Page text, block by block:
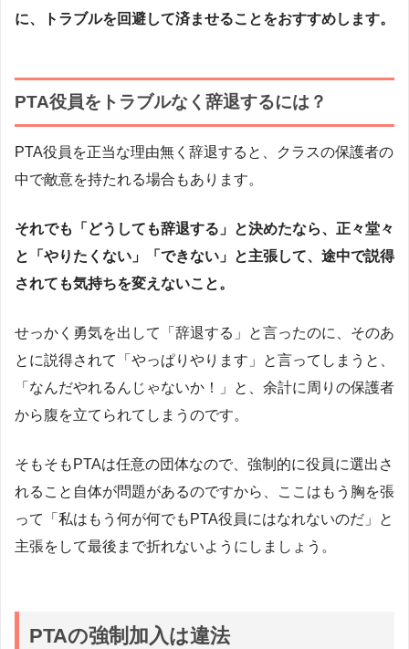
に、トラブルを回避して済ませることをおすすめします。
PTA役員をトラブルなく辞退するには？
PTA役員を正当な理由無く辞退すると、クラスの保護者の
中で敵意を持たれる場合もあります。
それでも「どうしても辞退する」と決めたなら、正々堂々
と「やりたくない」「できない」と主張して、 途中で説得
されても気持ちを変えないこと。
せっかく勇気を出して「辞退する」と言ったのに、そのあ
とに説得されて「やっぱりやります」と言ってしまうと、
「なんだやれるんじゃないか！」と、余計に周りの保護者
から腹を立てられてしまうのです。
そもそもPTAは任意の団体なので、強制的に役員に選出さ
れること自体が問題があるのですから、ここはもう胸を張
って「私はもう何が何でもPTA役員にはなれないのだ」と
主張をして最後まで折れないようにしましょう。
PTAの強制加入は違法